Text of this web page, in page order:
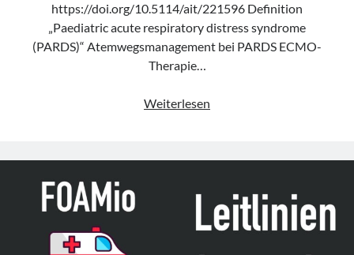
https://doi.org/10.5114/ait/221596 Definition
„Paediatric acute respiratory distress syndrome
(PARDS)“ Atemwegsmanagement bei PARDS ECMO-
Therapie…
Weiterlesen
VV
paediatric
patients